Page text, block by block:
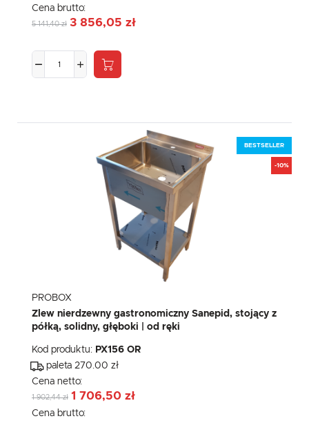
Cena brutto:
5 141,40 zł 3 856,05 zł
BESTSELLER
-10%
PROBOX
Zlew nierdzewny gastronomiczny Sanepid, stojący z
półką, solidny, głęboki | od ręki
Kod produktu: PX156 OR
paleta 270.00 zł
Cena netto:
1 902,44 zł 1 706,50 zł
Cena brutto: